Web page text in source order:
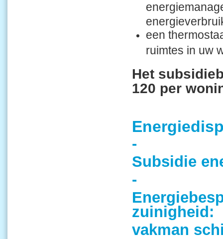
een
ruimtes in uw
Het
120 per
-
Subsidie
-
zuinigheid:
vakman